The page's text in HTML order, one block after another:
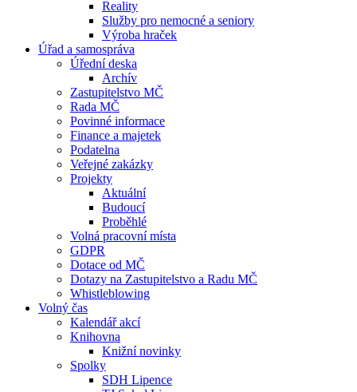
Reality
Služby pro nemocné a seniory
Výroba hraček
Úřad a samospráva
Úřední deska
Archív
Zastupitelstvo MČ
Rada MČ
Povinné informace
Finance a majetek
Podatelna
Veřejné zakázky
Projekty
Aktuální
Budoucí
Proběhlé
Volná pracovní místa
GDPR
Dotace od MČ
Dotazy na Zastupitelstvo a Radu MČ
Whistleblowing
Volný čas
Kalendář akcí
Knihovna
Knižní novinky
Spolky
SDH Lipence